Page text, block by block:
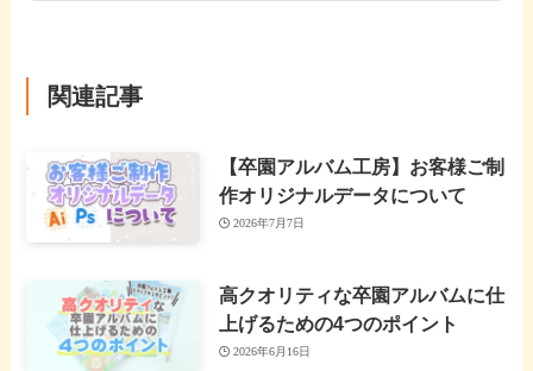
関連記事
【卒園アルバム工房】お客様ご制
作オリジナルデータについて
2026年7月7日
高クオリティな卒園アルバムに仕
上げるための4つのポイント
2026年6月16日